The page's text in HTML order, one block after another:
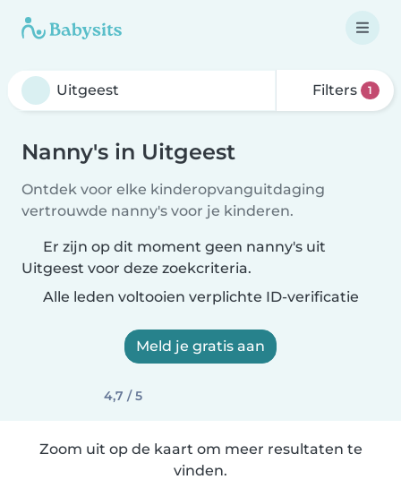
Filters 1
Nanny's in Uitgeest
Ontdek voor elke kinderopvanguitdaging
vertrouwde nanny's voor je kinderen.
Er zijn op dit moment geen nanny's uit
Uitgeest voor deze zoekcriteria.
Alle leden voltooien verplichte ID-verificatie
Meld je gratis aan
4,7 / 5
Zoom uit op de kaart om meer resultaten te
vinden.